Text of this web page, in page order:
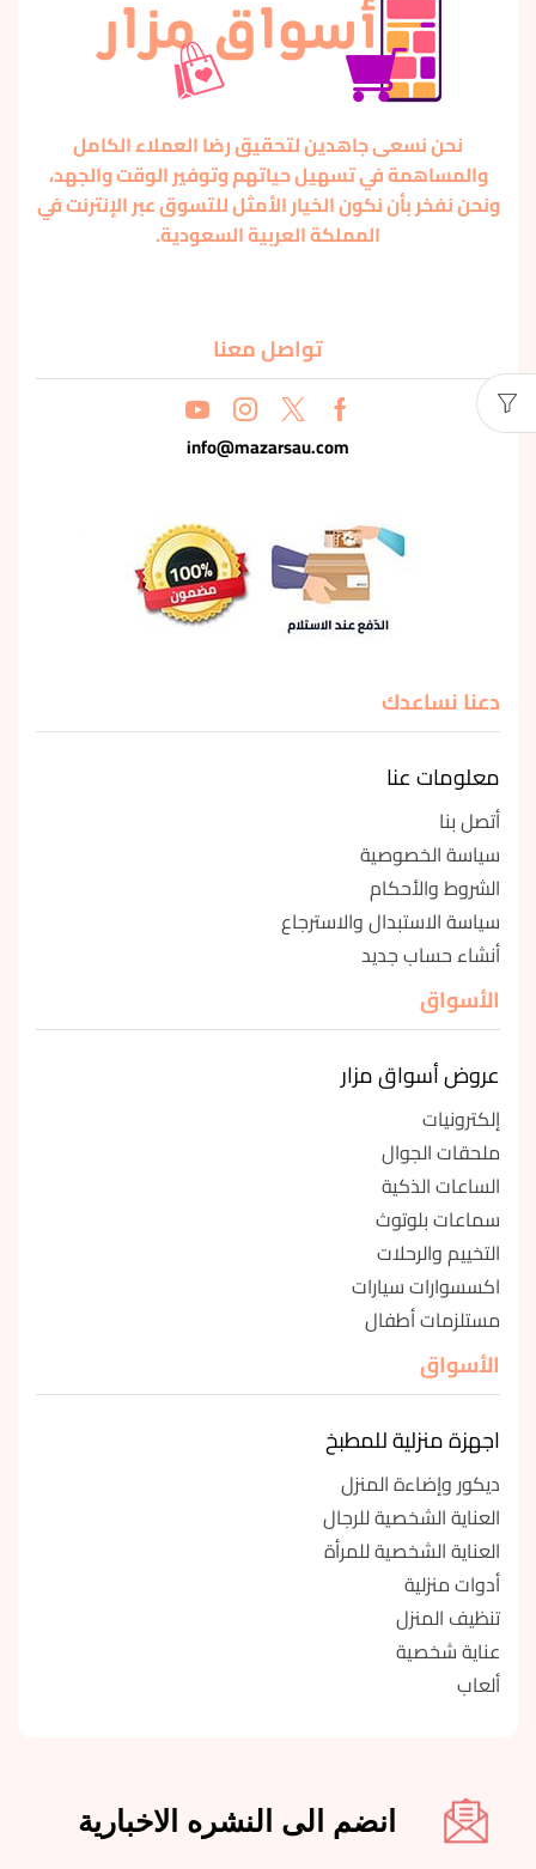
نحن نسعى جاهدين لتحقيق رضا العملاء الكامل
والمساهمة في تسهيل حياتهم وتوفير الوقت والجهد،
ونحن نفخر بأن نكون الخيار الأمثل للتسوق عبر الإنترنت في
المملكة العربية السعودية.
تواصل معنا
info@mazarsau.com
دعنا نساعدك
معلومات عنا
أتصل بنا
سياسة الخصوصية
الشروط والأحكام
سياسة الاستبدال والاسترجاع
أنشاء حساب جديد
الأسواق
عروض أسواق مزار
إلكترونيات
ملحقات الجوال
الساعات الذكية
سماعات بلوتوث
التخييم والرحلات
اكسسوارات سيارات
مستلزمات أطفال
الأسواق
اجهزة منزلية للمطبخ
ديكور وإضاءة المنزل
العناية الشخصية للرجال
العناية الشخصية للمرأة
أدوات منزلية
تنظيف المنزل
عناية شخصية
ألعاب
انضم الى النشره الاخبارية